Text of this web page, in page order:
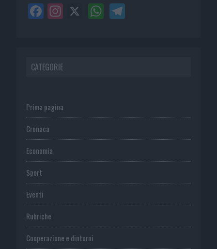
CATEGORIE
Prima pagina
Cronaca
Economia
Sport
Eventi
Rubriche
Cooperazione e dintorni